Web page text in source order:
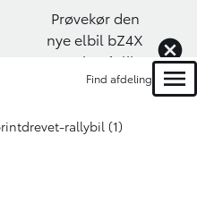
Prøvekør den
nye elbil bZ4X
Touring (Klik
her)
Find afdeling
rallybil (1)